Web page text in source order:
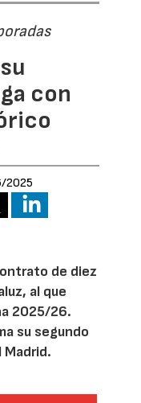
con
2025
de diez
al que
2025/26.
su segundo
Madrid.